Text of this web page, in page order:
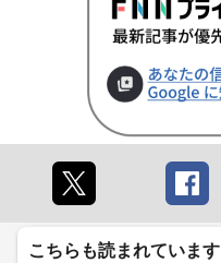
こちらも読まれています